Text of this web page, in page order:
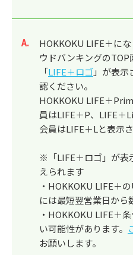
回答
HOKKOKU LIFE＋に
ウドバンキングのTOP
「LIFE＋ロゴ 」が表
認ください。
HOKKOKU LIFE＋
員はLIFE＋P、LIFE＋
会員はLIFE＋Lと表示さ
※「LIFE＋ロゴ」が表
えられます
・HOKKOKU LIFE＋
には最短翌営業日から
・HOKKOKU LIFE＋
い可能性があります。
お願いします。